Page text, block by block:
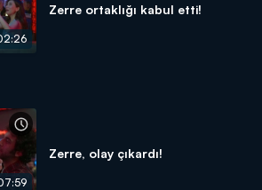
Zerre ortaklığı kabul etti!
Zerre, olay çıkardı!